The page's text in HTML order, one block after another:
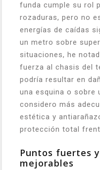
funda cumple su rol
rozaduras, pero no
energías de caídas
un metro sobre
situaciones, he
fuerza al chasis del
podría resultar en
una esquina o sobre
considero más
estética y
protección total
Puntos fuertes
mejorables